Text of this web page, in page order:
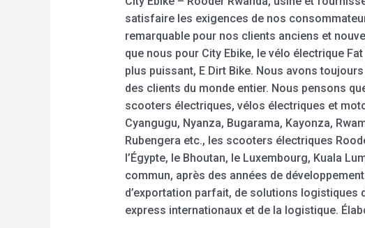
satisfaire les exigences de nos
remarquable pour nos clients anciens et
que nous pour City Ebike, le vélo électrique
plus puissant, E Dirt Bike. Nous avons
des clients du monde entier. Nous pensons
scooters électriques, vélos électriques et
Cyangugu, Nyanza, Bugarama, Kayonza,
Rubengera etc., les scooters électriques
l’Égypte, le Bhoutan, le Luxembourg, Kuala
commun, après des années de
d’exportation parfait, de solutions logistiques
express internationaux et de la logistique.